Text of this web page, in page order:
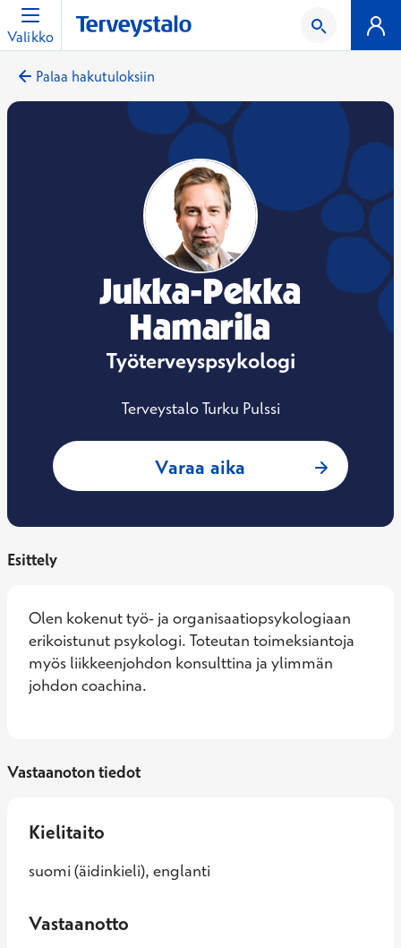
Valikko
Palaa hakutuloksiin
Jukka-Pekka
Hamarila
Työterveyspsykologi
Terveystalo Turku Pulssi
Varaa aika : Jukka-Pekka
Esittely
Olen kokenut työ- ja organisaatiopsykologiaan
erikoistunut psykologi. Toteutan toimeksiantoja
myös liikkeenjohdon konsulttina ja ylimmän
johdon coachina.
Vastaanoton tiedot
Kielitaito
suomi (äidinkieli), englanti
Vastaanotto